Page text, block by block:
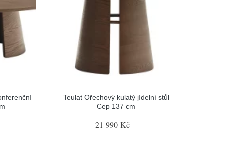
Teulat Ořechový kulatý jídelní stůl
Cep 137 cm
21 990 Kč